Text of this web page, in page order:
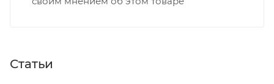
Статьи